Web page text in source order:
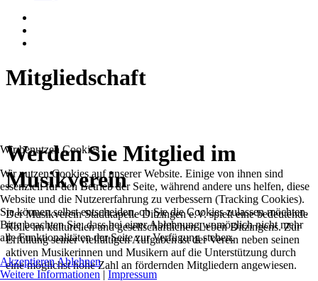
Mitgliedschaft
Werden Sie Mitglied im
Musikverein
Der Musikverein Stadtkapelle Ditzingen e.V. spielt eine bedeutende
Rolle im kulturellen und gesellschaftlichen Leben Ditzingens. Zur
Erfüllung seiner vielfältigen Aufgaben ist der Verein neben seinen
aktiven Musikerinnen und Musikern auf die Unterstützung durch
eine möglichst hohe Zahl an fördernden Mitgliedern angewiesen.
Wir benutzen Cookies
Wir nutzen Cookies auf unserer Website. Einige von ihnen sind
essenziell für den Betrieb der Seite, während andere uns helfen, diese
Website und die Nutzererfahrung zu verbessern (Tracking Cookies).
Sie können selbst entscheiden, ob Sie die Cookies zulassen möchten.
Bitte beachten Sie, dass bei einer Ablehnung womöglich nicht mehr
alle Funktionalitäten der Seite zur Verfügung stehen.
AkzeptierenAblehnen
Weitere Informationen | Impressum